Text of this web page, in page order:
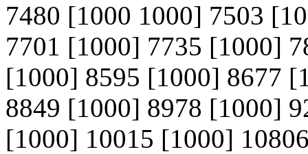
7480 [1000 1000] 7503
7701 [1000] 7735 [1000]
[1000] 8595 [1000] 8677
8849 [1000] 8978 [1000]
[1000] 10015 [1000]